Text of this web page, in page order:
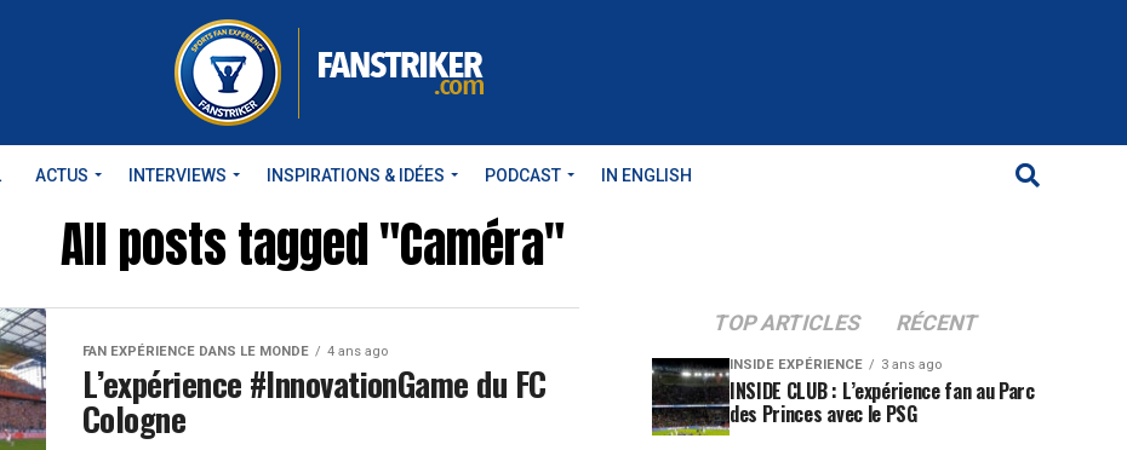
ACTUS INTERVIEWS INSPIRATIONS & IDÉES PODCAST IN ENGLISH
All posts tagged "Caméra"
FAN EXPÉRIENCE DANS LE MONDE 4 ans ago
L’expérience #InnovationGame du FC
Cologne
TOP ARTICLES RÉCENT
INSIDE EXPÉRIENCE 3 ans ago
INSIDE CLUB : L’expérience fan au Parc
des Princes avec le PSG